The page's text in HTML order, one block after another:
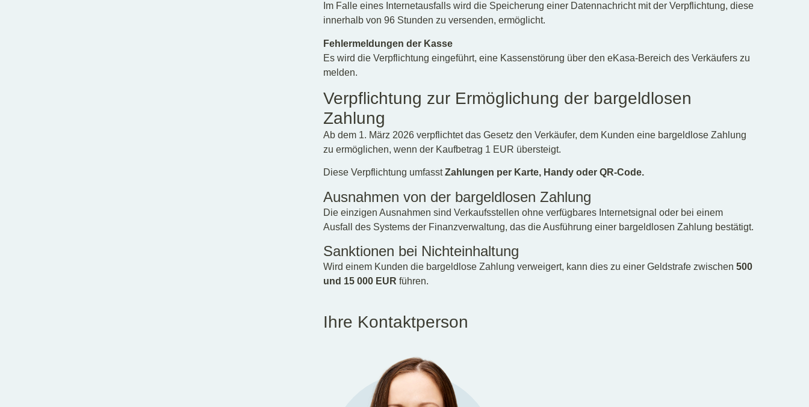
Im Falle eines Internetausfalls wird die Speicherung einer Datennachricht mit der Verpflichtung, diese
innerhalb von 96 Stunden zu versenden, ermöglicht.
Fehlermeldungen der Kasse
Es wird die Verpflichtung eingeführt, eine Kassenstörung über den eKasa-Bereich des Verkäufers zu
melden.
Verpflichtung zur Ermöglichung der bargeldlosen
Zahlung
Ab dem 1. März 2026 verpflichtet das Gesetz den Verkäufer, dem Kunden eine bargeldlose Zahlung
zu ermöglichen, wenn der Kaufbetrag 1 EUR übersteigt.
Diese Verpflichtung umfasstZahlungen per Karte, Handy oder QR-Code.
Ausnahmen von der bargeldlosen Zahlung
Die einzigen Ausnahmen sind Verkaufsstellen ohne verfügbares Internetsignal oder bei einem
Ausfall des Systems der Finanzverwaltung, das die Ausführung einer bargeldlosen Zahlung bestätigt.
Sanktionen bei Nichteinhaltung
Wird einem Kunden die bargeldlose Zahlung verweigert, kann dies zu einer Geldstrafe zwischen 500
und 15 000 EUR führen.
Ihre Kontaktperson